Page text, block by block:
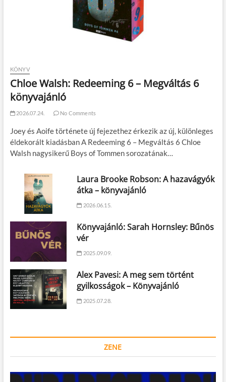
KÖNYV
Chloe Walsh: Redeeming 6 – Megváltás 6
könyvajánló
2026.07.24. No Comments
Joey és Aoife története új fejezethez érkezik az új, különleges
éldekorált kiadásban A Redeeming 6 – Megváltás 6 Chloe
Walsh nagysikerű Boys of Tommen sorozatának…
Laura Brooke Robson: A hazavágyók
átka – könyvajánló
2026.06.15.
Könyvajánló: Sarah Hornsley: Bűnös
vér
2025.09.09.
Alex Pavesi: A meg sem történt
gyilkosságok – Könyvajánló
2025.07.28.
ZENE